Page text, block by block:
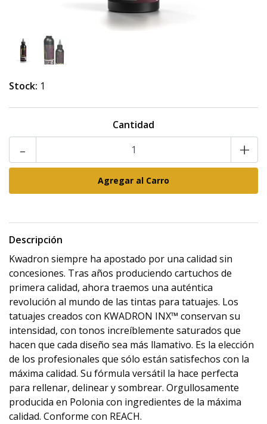
Stock: 1
Cantidad
- +
Descripción
Kwadron siempre ha apostado por una calidad sin
concesiones. Tras años produciendo cartuchos de
primera calidad, ahora traemos una auténtica
revolución al mundo de las tintas para tatuajes. Los
tatuajes creados con KWADRON INX™ conservan su
intensidad, con tonos increíblemente saturados que
hacen que cada diseño sea más llamativo. Es la elección
de los profesionales que sólo están satisfechos con la
máxima calidad. Su fórmula versátil la hace perfecta
para rellenar, delinear y sombrear. Orgullosamente
producida en Polonia con ingredientes de la máxima
calidad. Conforme con REACH.